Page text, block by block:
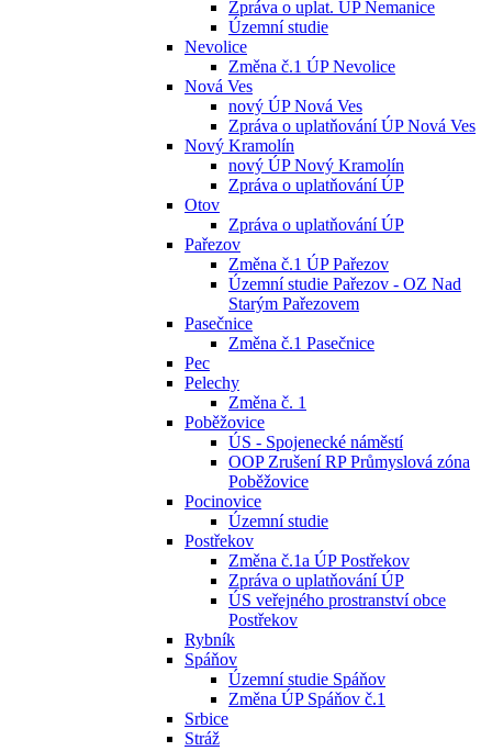
Zpráva o uplat. ÚP Nemanice
Územní studie
Nevolice
Změna č.1 ÚP Nevolice
Nová Ves
nový ÚP Nová Ves
Zpráva o uplatňování ÚP Nová Ves
Nový Kramolín
nový ÚP Nový Kramolín
Zpráva o uplatňování ÚP
Otov
Zpráva o uplatňování ÚP
Pařezov
Změna č.1 ÚP Pařezov
Územní studie Pařezov - OZ Nad
Starým Pařezovem
Pasečnice
Změna č.1 Pasečnice
Pec
Pelechy
Změna č. 1
Poběžovice
ÚS - Spojenecké náměstí
OOP Zrušení RP Průmyslová zóna
Poběžovice
Pocinovice
Územní studie
Postřekov
Změna č.1a ÚP Postřekov
Zpráva o uplatňování ÚP
ÚS veřejného prostranství obce
Postřekov
Rybník
Spáňov
Územní studie Spáňov
Změna ÚP Spáňov č.1
Srbice
Stráž